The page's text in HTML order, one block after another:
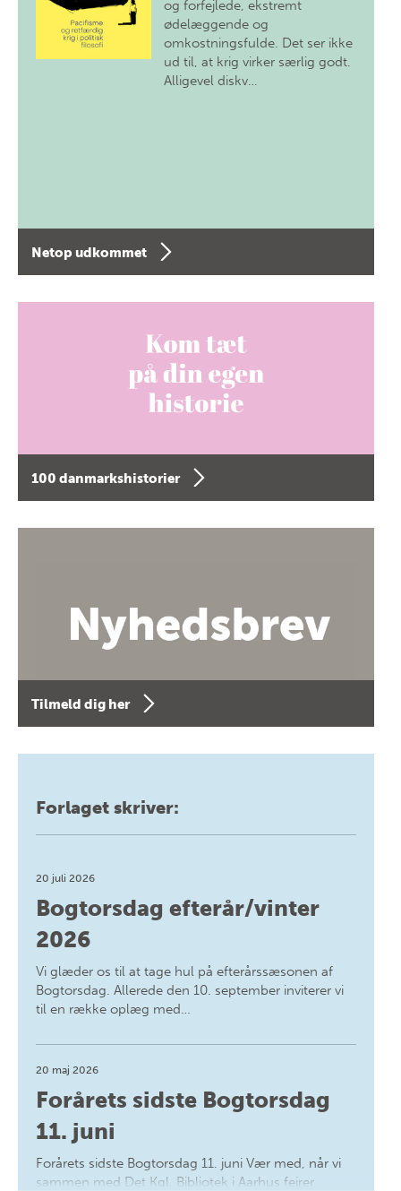
og forfejlede, ekstremt
ødelæggende og
omkostningsfulde. Det ser ikke
ud til, at krig virker særlig godt.
Alligevel diskv…
Netop udkommet
100 danmarkshistorier
Tilmeld dig her
Forlaget skriver:
20 juli 2026
Bogtorsdag efterår/vinter
2026
Vi glæder os til at tage hul på efterårssæsonen af
Bogtorsdag. Allerede den 10. september inviterer vi
til en række oplæg med…
20 maj 2026
Forårets sidste Bogtorsdag
11. juni
Forårets sidste Bogtorsdag 11. juni Vær med, når vi
sammen med Det Kgl. Bibliotek i Aarhus fejrer